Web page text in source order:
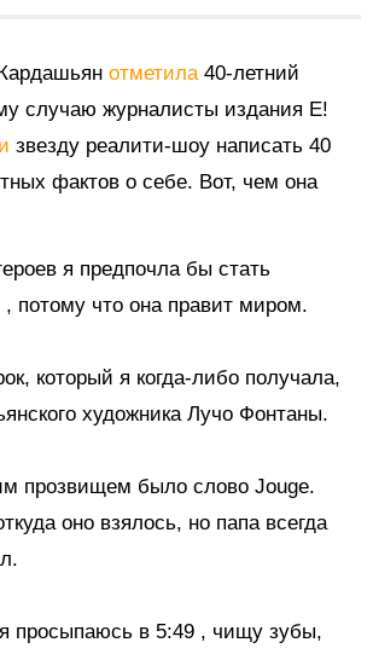
отметила 40-летний
случаю журналисты издания E!
звезду реалити-шоу написать 40
фактов о себе. Вот, чем она
я предпочла бы стать
, потому что она правит миром.
который я когда-либо получала,
художника Лучо Фонтаны.
прозвищем было слово Jouge.
оно взялось, но папа всегда
просыпаюсь в 5:49 , чищу зубы,